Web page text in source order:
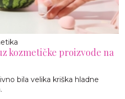
kozmetičke proizvode na
bila velika kriška hladne